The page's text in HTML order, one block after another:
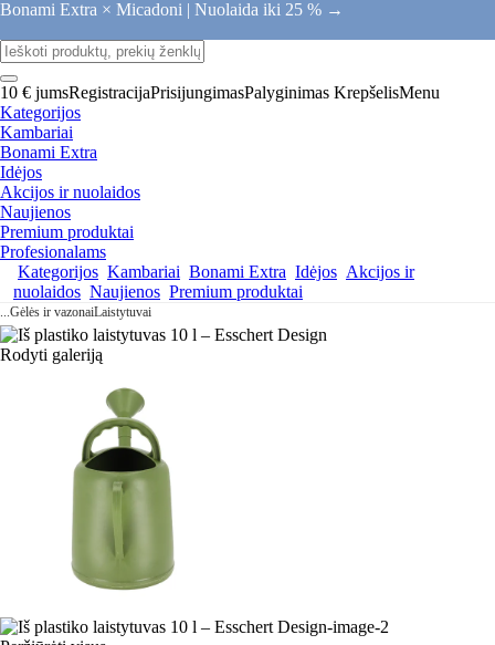
Bonami Extra × Micadoni | Nuolaida iki 25 % →
10 € jumsRegistracijaPrisijungimasPalyginimas KrepšelisMenu
Kategorijos
Kambariai
Bonami Extra
Idėjos
Akcijos ir nuolaidos
Naujienos
Premium produktai
Profesionalams
Kategorijos Kambariai Bonami Extra Idėjos Akcijos ir
nuolaidos Naujienos Premium produktai
...Gėlės ir vazonaiLaistytuvai
Rodyti galeriją